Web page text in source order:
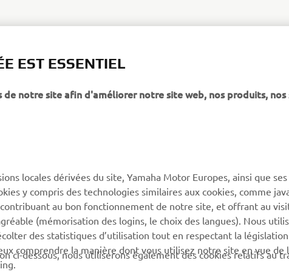
MyYamaha
Yamaha Music
Yamaha Racing
Yamaha Motor Global
Catalogue des pièces
Réserver un entretien
Réseau Yamaha
Gestion des déchets de
batteries
EST ESSENTIEL
notre site afin d'améliorer notre site web, nos produits, nos
locales dérivées du site, Yamaha Motor Europes, ainsi que ses
y compris des technologies similaires aux cookies, comme
au bon fonctionnement de notre site, et offrant au
(mémorisation des logins, le choix des langues). Nous
des statistiques d’utilisation tout en respectant la
comprendre la manière dont vous utilisez notre site en vue de
ci-dessous, nous utiliserons également des cookies relatifs au